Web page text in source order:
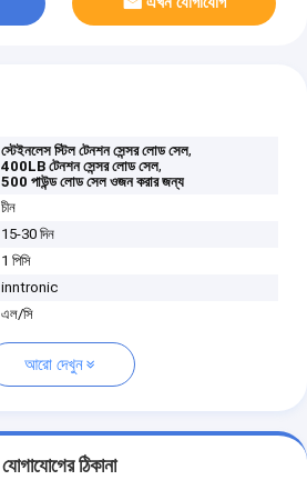
স্টেইনলেস স্টিল টেনশন সেন্সর লোড সেল,
400LB টেনশন সেন্সর লোড সেল,
500 পাউন্ড লোড সেল ওজন করার জন্য
চীন
15-30 দিন
1 পিসি
inntronic
এল/সি
আরো দেখুন
যোগাযোগের ঠিকানা